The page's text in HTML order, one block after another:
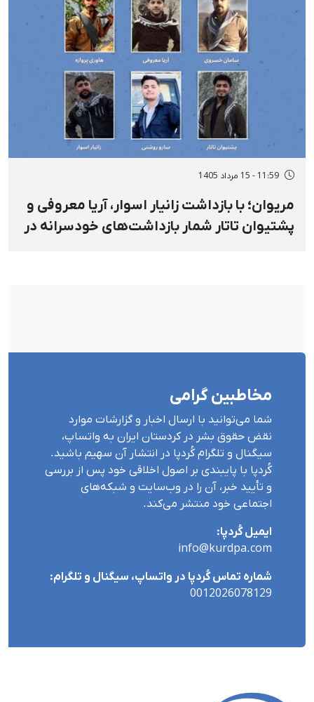
11:59 - 15 مرداد 1405
مریوان؛ با بازداشت زانیار اسوار، آریا معروفی و
پشتیوان تاتار شمار بازداشت‌های خودسرانه در
مخاطبین گرامی
شما می‌توانید با ارسال اخبار و گزارشات موارد
نقض حقوق بشر در کردستان ایران بە واتساپ،
سیگنال و تلگرام کُردپا در انتشار آن سهیم باشید.
کُردپا با پایبندی بر اصول اخلاقی خود پس از بررسی
و تأیید خبر، آن را در وب‌سایت و شبکه‌های
اجتماعی خود منتشر می‌کند.
ایمیل کُردپا:
info@kurdpa.com
شماره تماس کُردپا در واتساپ، سیگنال و تلگرام:
0012026078129